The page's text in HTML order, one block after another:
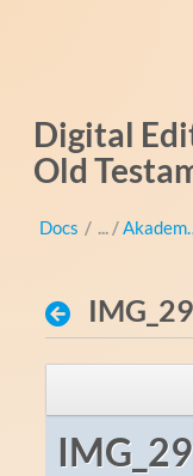
Digital
Old
Docs /